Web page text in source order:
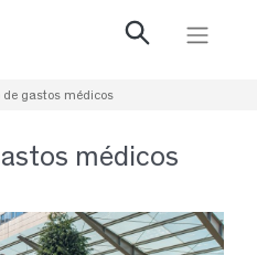
de gastos médicos
médicos